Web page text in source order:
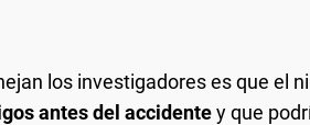
los investigadores es que el
antes del accidentey que